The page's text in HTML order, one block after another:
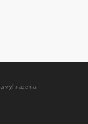
vyhrazena